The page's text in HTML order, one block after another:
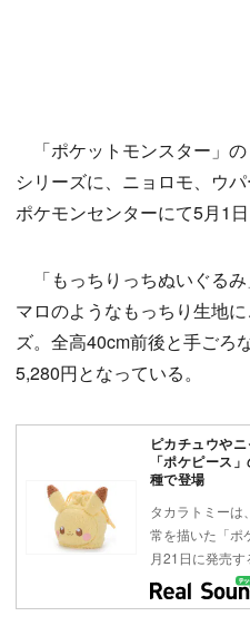
「ポケットモンスター」の
シリーズに、ニョロモ、ウ
ポケモンセンターにて5月1
「もっちりっちぬいぐる
マロのようなもっちり生地
ズ。全高40cm前後と手ごろ
5,280円となっている。
ピカチュウや
「ポケピース
種で登場
タカラトミーは
常を描いた「ポ
月21日に発売す